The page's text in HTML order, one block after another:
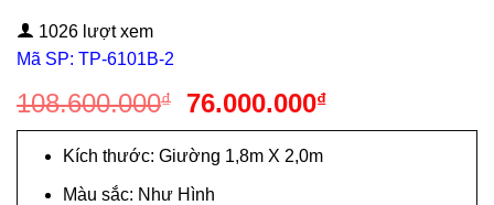
1026 lượt xem
Mã SP: TP-6101B-2
108.600.000₫
Giá
gốc
là:
108.600.000₫.
76.000.000₫Giá
hiện
Kích thước: Giường 1,8m X 2,0m
Màu sắc: Như Hình